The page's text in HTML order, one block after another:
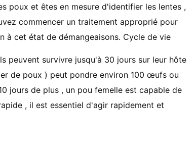
poux et êtes en mesure d'identifier les lentes ,
commencer un traitement approprié pour
à cet état de démangeaisons. Cycle de vie
peuvent survivre jusqu'à 30 jours sur leur hôte
de poux ) peut pondre environ 100 œufs ou
jours de plus , un pou femelle est capable de
, il est essentiel d'agir rapidement et